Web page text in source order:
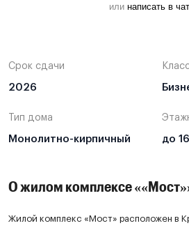
или написать в чат
Срок сдачи
2026
Тип дома
Монолитно-кирпичный до 16
О жилом комплексе
Жилой комплекс «Мост» расположен в